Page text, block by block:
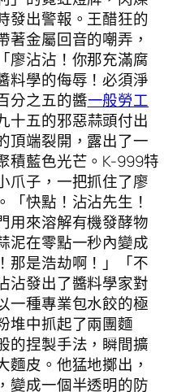
發出警報。王醋狂的
著金屬回音的嘲弄，
廖沾沾！你那充滿腐
料學的侮辱！必須淨
分之五的醬一般勞工
十五的邪惡蒜頭付出
頂端裂開，露出了一
積藍色光芒。K-999特
爪子，一把抓住了廖
「快點！沾沾先生！
用來溶解有機發酵物
泥在零點一秒內變成
那是浩劫啊！」「不
沾發出了醬料學家對
一種專業包水餃的極
堆中抓起了兩團麵
的捏製手法，瞬間擴
麵皮。他猛地擲出，
變成一個半透明的防